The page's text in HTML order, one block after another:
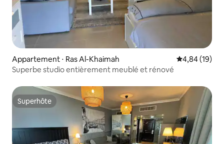
Appartement ⋅ Ras Al-Khaimah Évaluation
4,84 (19)
Superbe studio entièrement meublé et rénové
Superhôte
Superhôte